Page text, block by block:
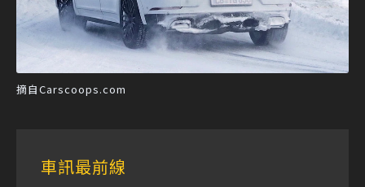
摘自Carscoops.com
車訊最前線